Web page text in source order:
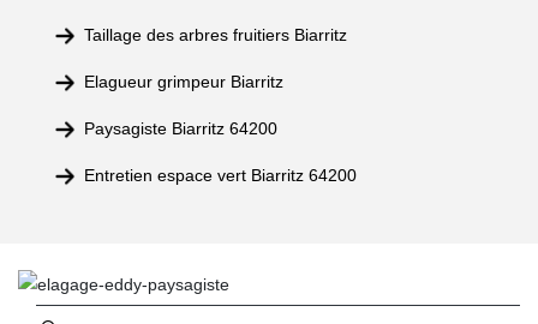
Taillage des arbres fruitiers Biarritz
Elagueur grimpeur Biarritz
Paysagiste Biarritz 64200
Entretien espace vert Biarritz 64200